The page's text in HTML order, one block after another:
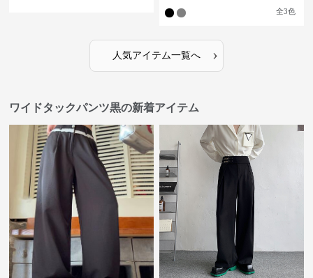
全3色
人気アイテム一覧へ ›
ワイドタックパンツ黒の新着アイテム